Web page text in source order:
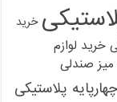
خرید
خرید لوازم
صندلی
پلاستیکی